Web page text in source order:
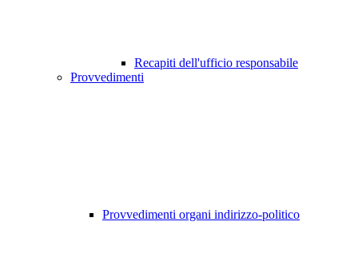
Recapiti dell'ufficio responsabile
Provvedimenti
Provvedimenti organi indirizzo-politico